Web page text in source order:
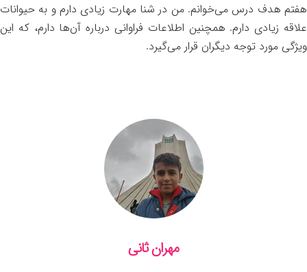
هفتم هدف درس می‌خوانم. من در شنا مهارت زیادی دارم و به حیوانات
علاقه زیادی دارم. همچنین اطلاعات فراوانی درباره آن‌ها دارم، که این
ویژگی مورد توجه دیگران قرار می‌گیرد.
مهران ثانی